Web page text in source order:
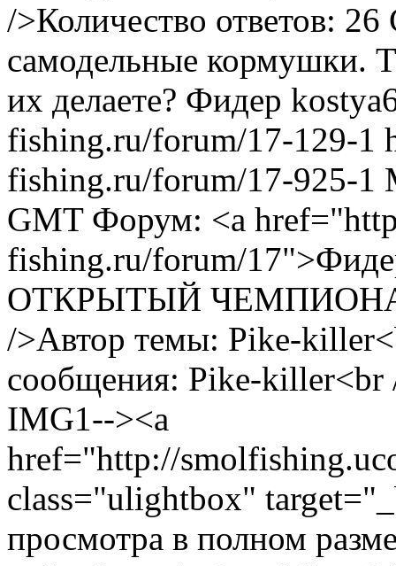
/>Количество ответов: 26
самодельные кормушки.
их делаете? Фидер
fishing.ru/forum/17-129-1
fishing.ru/forum/17-925-1
GMT Форум: <a
fishing.ru/forum/
ОТКРЫТЫЙ
/>Автор темы: Pike-
сообщения: Pike-killer<br
IMG1--><a
href="http://
class="ulightbox"
просмотра в полном